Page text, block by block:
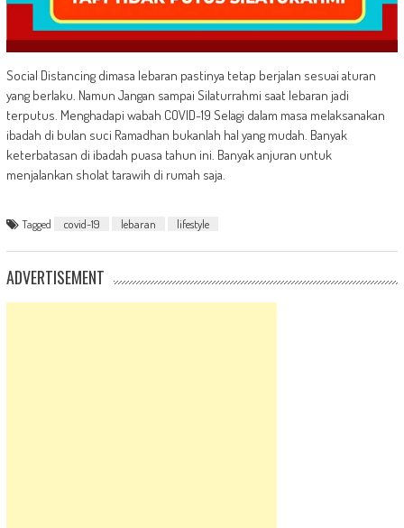
Social Distancing dimasa lebaran pastinya tetap berjalan sesuai aturan
yang berlaku. Namun Jangan sampai Silaturrahmi saat lebaran jadi
terputus. Menghadapi wabah COVID-19 Selagi dalam masa melaksanakan
ibadah di bulan suci Ramadhan bukanlah hal yang mudah. Banyak
keterbatasan di ibadah puasa tahun ini. Banyak anjuran untuk
menjalankan sholat tarawih di rumah saja.
Tagged covid-19 lebaran lifestyle
ADVERTISEMENT